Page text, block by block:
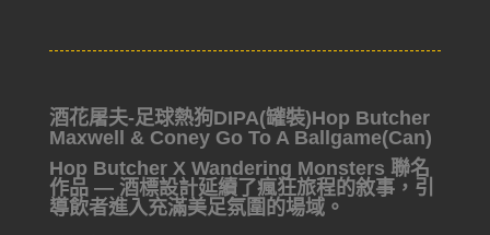
酒花屠夫-足球熱狗DIPA(罐裝)Hop Butcher
Maxwell & Coney Go To A Ballgame(Can)
Hop Butcher X Wandering Monsters 聯名
作品 — 酒標設計延續了瘋狂旅程的敘事，引
導飲者進入充滿美足氛圍的場域。